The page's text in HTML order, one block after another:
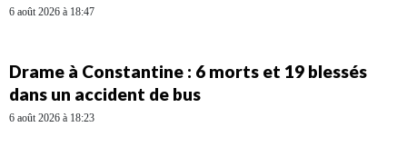
6 août 2026 à 18:47
Drame à Constantine : 6 morts et 19 blessés
dans un accident de bus
6 août 2026 à 18:23